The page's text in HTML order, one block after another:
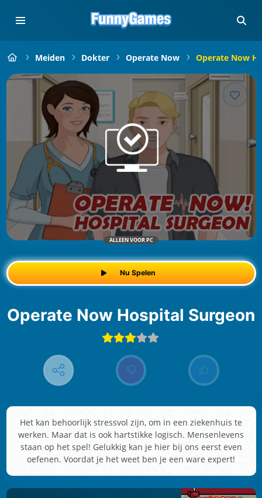
Meiden Dokter Operate Now Operate Now
ALLEEN VOOR PC
Nu Spelen
Operate Now Hospital Surgeon
Het kan behoorlijk stressvol zijn, om in een ziekenhuis te
werken. Maar dat is ook hartstikke logisch. Mensenlevens
staan op het spel! Gelukkig kan je hier bij ons eerst even
oefenen. Voordat je het weet ben je een ware expert!